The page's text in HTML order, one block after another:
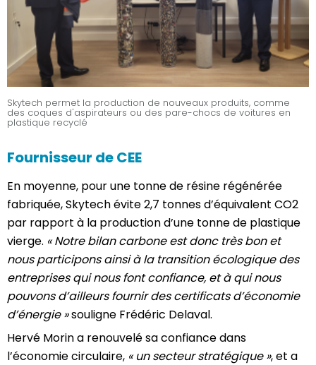
Skytech permet la production de nouveaux produits, comme
des coques d'aspirateurs ou des pare-chocs de voitures en
plastique recyclé
Fournisseur de CEE
En moyenne, pour une tonne de résine régénérée
fabriquée, Skytech évite 2,7 tonnes d’équivalent CO2
par rapport à la production d’une tonne de plastique
vierge. « Notre bilan carbone est donc très bon et
nous participons ainsi à la transition écologique des
entreprises qui nous font confiance, et à qui nous
pouvons d’ailleurs fournir des certificats d’économie
d’énergie »souligne Frédéric Delaval.
Hervé Morin a renouvelé sa confiance dans
l’économie circulaire, « un secteur stratégique », et a